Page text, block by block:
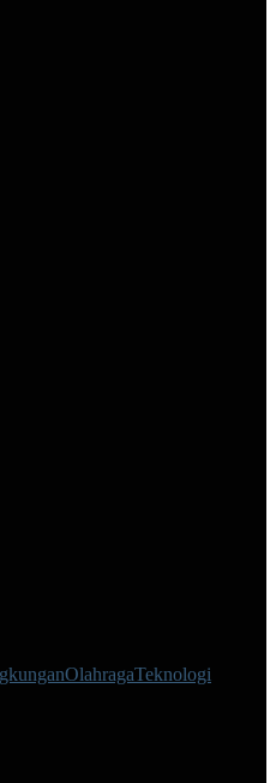
OlahragaTeknologi